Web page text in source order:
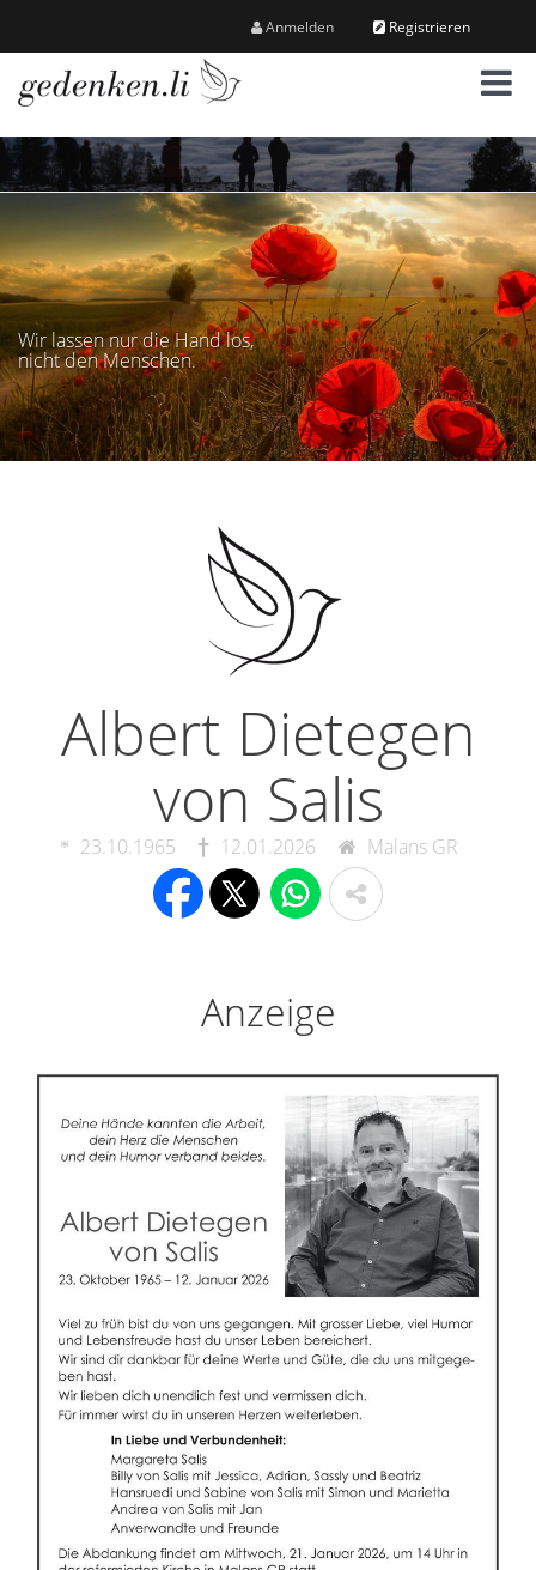
Anmelden Registrieren
M
e
n
ü
Wir lassen nur die Hand los,
nicht den Menschen.
Albert Dietegen
von Salis
23.10.1965 12.01.2026 Malans GR
Anzeige